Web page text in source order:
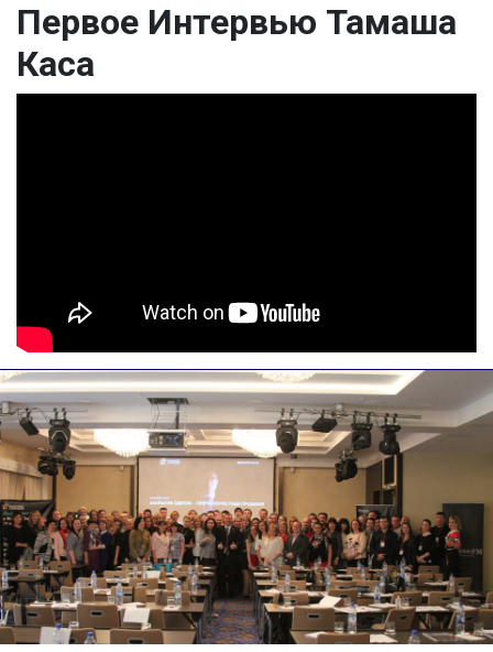
Первое Интервью Тамаша
Каса